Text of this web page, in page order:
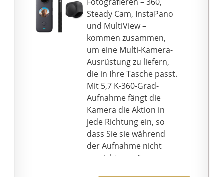
außenkamera können
Sie sich auch von
unterwegs mit
Postboten oder
freundlichen Nachbarn
unterhalten. Oder
installieren Sie es im
Garten, um Ihre kleinen
Kinder zu überwachen,
wenn sie draußen
spielen. IP65 wetterfest
macht es für den
Einsatz im Freien
dir die kleine Steady-
Cam für deine
Hosentasche.
UNSICHTBARER SELFIE-
STICK: Nimm mit dem
unsichtbaren Selfie-
Stick auf und schau dir
an, wie er beim Editing
verschwindet. Nimm
mühelos Videos aus
der Vogelperspektive
auf - ohne das du dafür
eine Drohne brauchst.
Steady Cam, InstaPano
und MultiView –
kommen zusammen,
um eine Multi-Kamera-
Ausrüstung zu liefern,
die in Ihre Tasche passt.
Mit 5,7 K-360-Grad-
Aufnahme fängt die
Kamera die Aktion in
jede Richtung ein, so
dass Sie sie während
der Aufnahme nicht
ausrichten müssen.